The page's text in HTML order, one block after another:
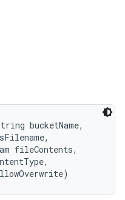
bucketName,
fileContents,